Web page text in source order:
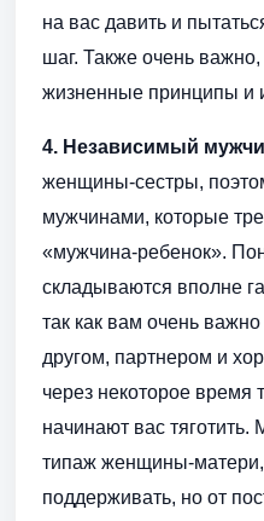
на вас давить и
шаг. Также очень
жизненные принципы и
4. Независимый
женщины-сестры,
мужчинами, которые
«мужчина-ребенок».
складываются вполне
так как вам очень
другом, партнером и
через некоторое время
начинают вас
типаж женщины-
поддерживать, но от